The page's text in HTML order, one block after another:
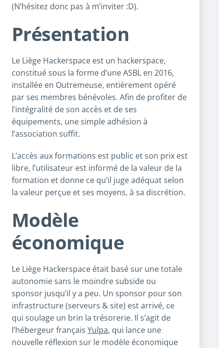
(N’hésitez donc pas à m’inviter :D).
Présentation
Le Liège Hackerspace est un hackerspace,
constitué sous la forme d’une ASBL en 2016,
installée en Outremeuse, entièrement opéré
par ses membres bénévoles. Afin de profiter de
l’intégralité de son accès et de ses
équipements, une simple adhésion à
l’association suffit.
L’accès aux formations est public et son prix est
libre, l’utilisateur est informé de la valeur de la
formation et donne ce qu’il juge adéquat selon
la valeur perçue et ses moyens, à sa discrétion.
Modèle
économique
Le Liège Hackerspace était basé sur une totale
autonomie sans le moindre subside ou
sponsor jusqu’il y a peu. Un sponsor pour son
infrastructure (serveurs & site) est arrivé, ce
qui soulage un brin la trésorerie. Il s’agit de
l’hébergeur français Yulpa, qui lance une
nouvelle réflexion sur le modèle économique